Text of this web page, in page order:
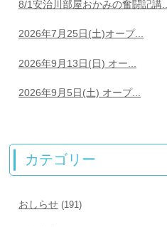
8/1安治川部屋おかみの奮闘記講...
2026年7月25日(土)オープ...
2026年9月13日(日) オー...
2026年9月5日(土) オープ...
カテゴリー
おしらせ (191)